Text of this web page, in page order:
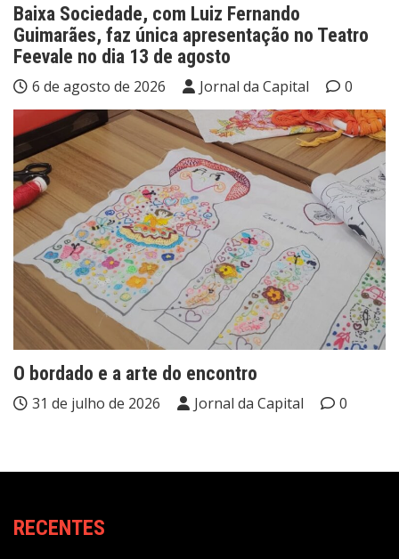
Baixa Sociedade, com Luiz Fernando
Guimarães, faz única apresentação no Teatro
Feevale no dia 13 de agosto
6 de agosto de 2026 Jornal da Capital 0
O bordado e a arte do encontro
31 de julho de 2026 Jornal da Capital 0
RECENTES